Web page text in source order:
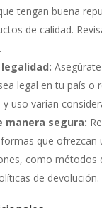
tengan buena
de calidad.
legal en tu país o
uso varían
manera segura:
que ofrezcan
como métodos
de devolución.